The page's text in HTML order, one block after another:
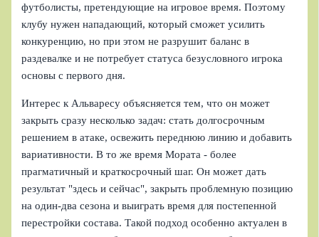
футболисты, претендующие на игровое время. Поэтому
клубу нужен нападающий, который сможет усилить
конкуренцию, но при этом не разрушит баланс в
раздевалке и не потребует статуса безусловного игрока
основы с первого дня.
Интерес к Альваресу объясняется тем, что он может
закрыть сразу несколько задач: стать долгосрочным
решением в атаке, освежить переднюю линию и добавить
вариативности. В то же время Мората - более
прагматичный и краткосрочный шаг. Он может дать
результат "здесь и сейчас", закрыть проблемную позицию
на один‑два сезона и выиграть время для постепенной
перестройки состава. Такой подход особенно актуален в